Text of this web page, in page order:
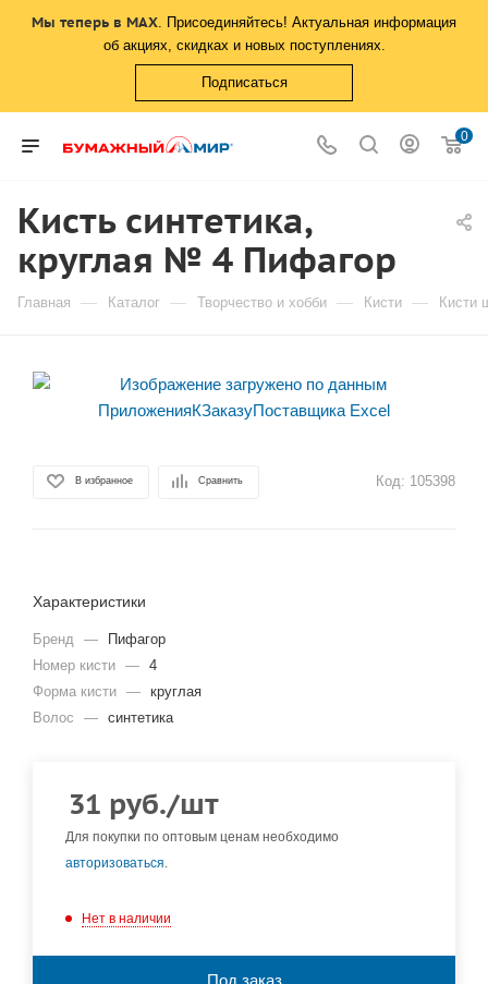
Мы теперь в MAX. Присоединяйтесь! Актуальная информация
об акциях, скидках и новых поступлениях.
Подписаться
0
Кисть синтетика,
круглая № 4 Пифагор
Главная — Каталог — Творчество и хобби — Кисти — Кисти
В избранное Сравнить Код: 105398
Характеристики
Бренд —
Пифагор
Номер кисти — 4
Форма кисти — круглая
Волос
— синтетика
31 руб./шт
Для покупки по оптовым ценам необходимо
авторизоваться.
Нет в наличии
Под заказ